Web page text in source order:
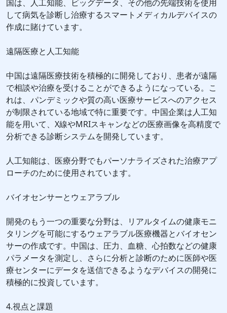
国は、人工知能、ビッグデータ、その他の先端技術を使用
して病気を診断し治療するスマートメディカルデバイスの
作成に賭けています。
遠隔医療と人工知能
中国は遠隔医療技術を積極的に開発しており、患者が遠隔
で相談や治療を受けることができるようになっている。こ
れは、パンデミックや質の高い医療サービスへのアクセス
が制限されている地域で特に重要です。中国企業は人工知
能を用いて、X線やMRIスキャンなどの医療画像を高精度で
分析できる診断システムを開発しています。
人工知能は、医療分野でもパーソナライズされた治療アプ
ローチのために使用されています。
バイオセンサーとウェアラブル
開発のもう一つの重要な分野は、リアルタイムの健康モニ
タリングを可能にするウェアラブル医療機器とバイオセン
サーの作成です。中国は、圧力、血糖、心拍数などの健康
パラメータを測定し、さらに分析と診断のために医師や医
療センターにデータを送信できるようなデバイスの開発に
積極的に投資しています。
4.視点と課題